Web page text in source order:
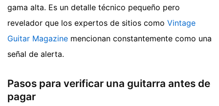
gama alta. Es un detalle técnico pequeño pero
revelador que los expertos de sitios como Vintage
Guitar Magazine mencionan constantemente como una
señal de alerta.
Pasos para verificar una guitarra antes de
pagar